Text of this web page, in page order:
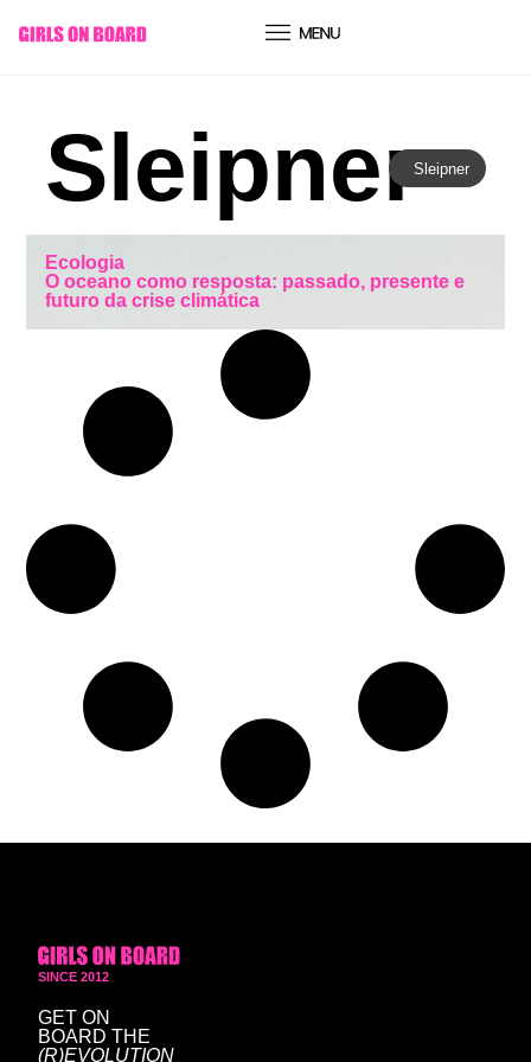
conteúdo
SleipnerSleipner
Ecologia
O oceano como resposta: passado, presente e
futuro da crise climática
SINCE 2012
GET ON
BOARD THE
(R)EVOLUTION